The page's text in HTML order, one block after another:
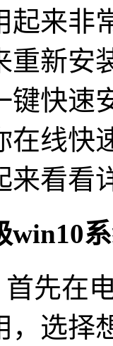
起来非
重新安
键快速
在线快
来看看
系
在电
，选择